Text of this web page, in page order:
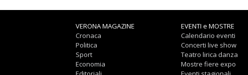
VERONA MAGAZINE
Cronaca
Politica
Sport
Economia
EVENTI e MOSTRE
Calendario eventi
Concerti live show
Teatro lirica danza
Mostre fiere expo